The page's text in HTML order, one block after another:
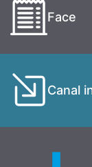
Face
Canal